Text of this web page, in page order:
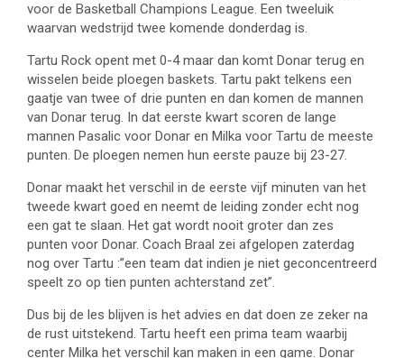
voor de Basketball Champions League. Een tweeluik
waarvan wedstrijd twee komende donderdag is.
Tartu Rock opent met 0-4 maar dan komt Donar terug en
wisselen beide ploegen baskets. Tartu pakt telkens een
gaatje van twee of drie punten en dan komen de mannen
van Donar terug. In dat eerste kwart scoren de lange
mannen Pasalic voor Donar en Milka voor Tartu de meeste
punten. De ploegen nemen hun eerste pauze bij 23-27.
Donar maakt het verschil in de eerste vijf minuten van het
tweede kwart goed en neemt de leiding zonder echt nog
een gat te slaan. Het gat wordt nooit groter dan zes
punten voor Donar. Coach Braal zei afgelopen zaterdag
nog over Tartu :”een team dat indien je niet geconcentreerd
speelt zo op tien punten achterstand zet”.
Dus bij de les blijven is het advies en dat doen ze zeker na
de rust uitstekend. Tartu heeft een prima team waarbij
center Milka het verschil kan maken in een game. Donar